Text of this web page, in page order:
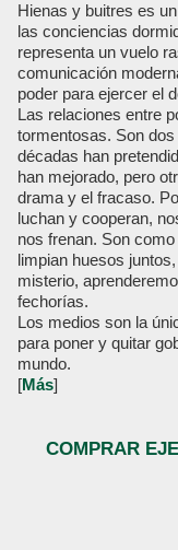
Hienas y buitres es
las conciencias
representa un vuelo
comunicación
poder para ejercer el
Las relaciones entre
tormentosas. Son
décadas han
han mejorado, pero
drama y el fracaso.
luchan y cooperan,
nos frenan. Son
limpian huesos
misterio,
fechorías.
Los medios son la
para poner y quitar
mundo.
[Más]
COMPRAR